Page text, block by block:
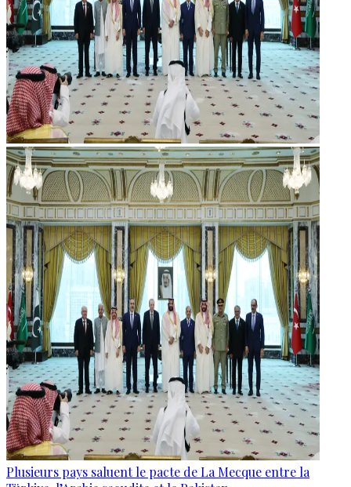
Plusieurs pays saluent le pacte de La Mecque entre la